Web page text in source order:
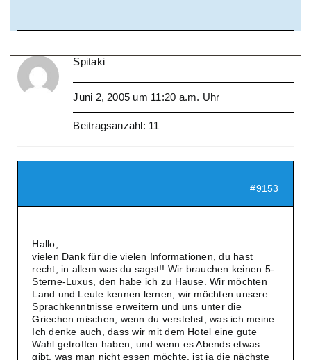
Spitaki
Juni 2, 2005 um 11:20 a.m. Uhr
Beitragsanzahl: 11
#9153
Hallo,
vielen Dank für die vielen Informationen, du hast
recht, in allem was du sagst!! Wir brauchen keinen 5-
Sterne-Luxus, den habe ich zu Hause. Wir möchten
Land und Leute kennen lernen, wir möchten unsere
Sprachkenntnisse erweitern und uns unter die
Griechen mischen, wenn du verstehst, was ich meine.
Ich denke auch, dass wir mit dem Hotel eine gute
Wahl getroffen haben, und wenn es Abends etwas
gibt, was man nicht essen möchte, ist ja die nächste